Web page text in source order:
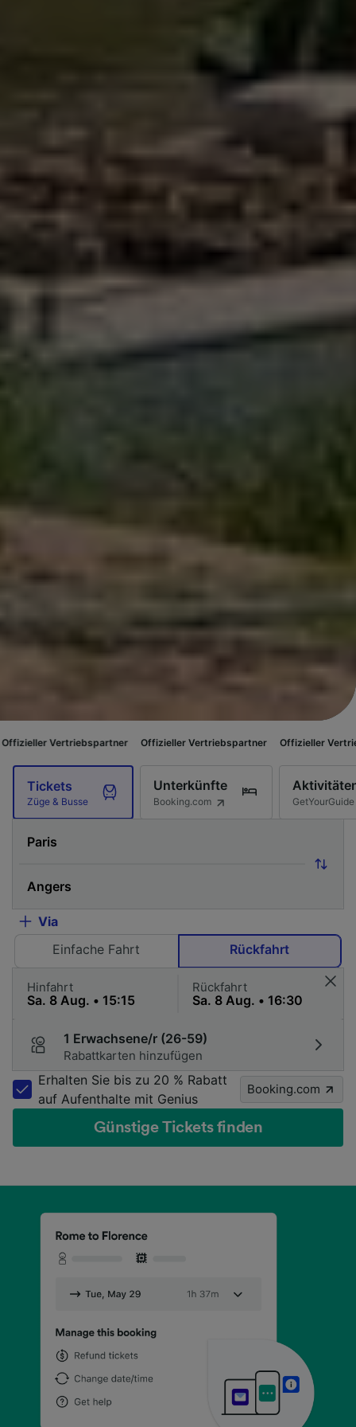
Offizieller Vertriebspartner Offizieller Vertriebspartner
Tickets
Züge & Busse
Unterkünfte
Booking.com GetYourGuide
Via
Einfache Fahrt
Rückfahrt
Hinfahrt Rückfahrt
1 Erwachsene/r (26-59)
Rabattkarten hinzufügen
Erhalten Sie bis zu 20 % Rabatt
auf Aufenthalte mit Genius
Booking.com
Günstige Tickets finden